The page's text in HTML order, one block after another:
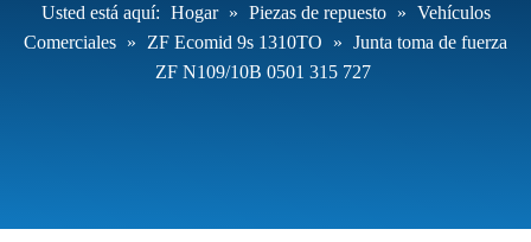
Usted está aquí: Hogar » Piezas de repuesto » Vehículos
Comerciales » ZF Ecomid 9s 1310TO » Junta toma de fuerza
ZF N109/10B 0501 315 727